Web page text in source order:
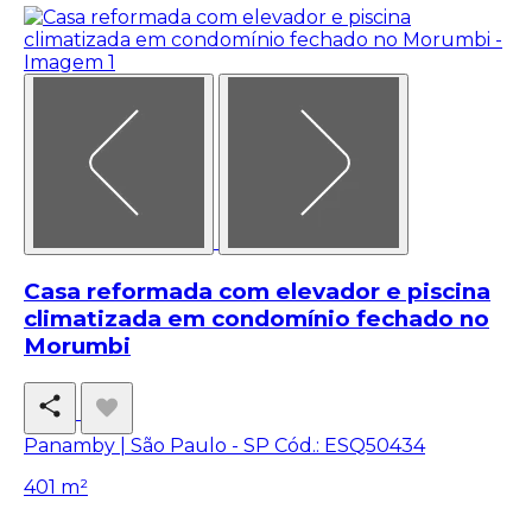
Casa reformada com elevador e piscina
climatizada em condomínio fechado no
Morumbi
Panamby | São Paulo - SP Cód.: ESQ50434
401 m²